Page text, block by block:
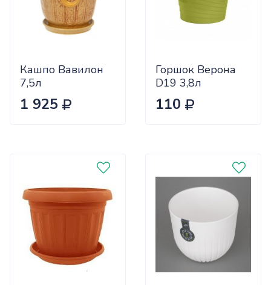
Кашпо Вавилон
7,5л
1 925
Горшок Верона
D19 3,8л
фисташка (уп.24)
5PL0256
110